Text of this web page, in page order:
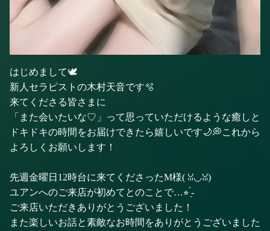
はじめまして🕊️
新人セラピストの木村天音です🫧
来てくださる皆さまに
「また会いたいな♡」って思っていただけるような癒しと
ドキドキの時間をお届けできたら嬉しいです🌙💭これから
よろしくお願いします！
先週金曜日12時台に来てくださったM様( ꈍ◡ꈍ)
ユアンへのご来店が初めてとのことで…⭐︎ ̖́-
ご来店いただきありがとうございました！
また楽しいお話と素敵なお時間をありがとうございました